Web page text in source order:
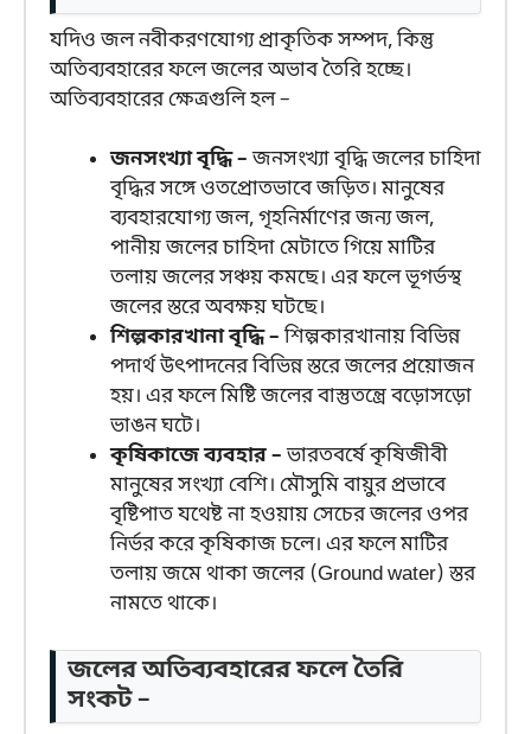
যদিও জল নবীকরণযোগ্য প্রাকৃতিক সম্পদ, কিন্তু
অতিব্যবহারের ফলে জলের অভাব তৈরি হচ্ছে।
অতিব্যবহারের ক্ষেত্রগুলি হল –
জনসংখ্যা বৃদ্ধি –জনসংখ্যা বৃদ্ধি জলের চাহিদা
বৃদ্ধির সঙ্গে ওতপ্রোতভাবে জড়িত। মানুষের
ব্যবহারযোগ্য জল, গৃহনির্মাণের জন্য জল,
পানীয় জলের চাহিদা মেটাতে গিয়ে মাটির
তলায় জলের সঞ্চয় কমছে। এর ফলে ভূগর্ভস্থ
জলের স্তরে অবক্ষয় ঘটছে।
শিল্পকারখানা বৃদ্ধি –শিল্পকারখানায় বিভিন্ন
পদার্থ উৎপাদনের বিভিন্ন স্তরে জলের প্রয়োজন
হয়। এর ফলে মিষ্টি জলের বাস্তুতন্ত্রে বড়োসড়ো
ভাঙন ঘটে।
কৃষিকাজে ব্যবহার –ভারতবর্ষে কৃষিজীবী
মানুষের সংখ্যা বেশি। মৌসুমি বায়ুর প্রভাবে
বৃষ্টিপাত যথেষ্ট না হওয়ায় সেচের জলের ওপর
নির্ভর করে কৃষিকাজ চলে। এর ফলে মাটির
তলায় জমে থাকা জলের (Ground water) স্তর
নামতে থাকে।
জলের অতিব্যবহারের ফলে তৈরি
সংকট –